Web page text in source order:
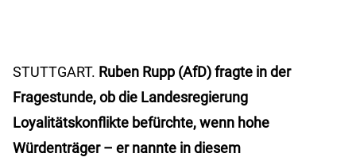
STUTTGART. Ruben Rupp (AfD) fragte in der
Fragestunde, ob die Landesregierung
Loyalitätskonflikte befürchte, wenn hohe
Würdenträger – er nannte in diesem